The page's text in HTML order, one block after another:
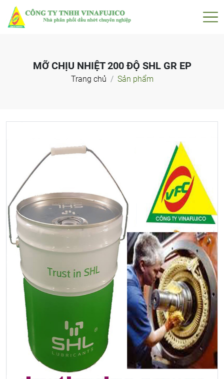
MỠ CHỊU NHIỆT 200 ĐỘ SHL GR EP
Trang chủ Sản phẩm